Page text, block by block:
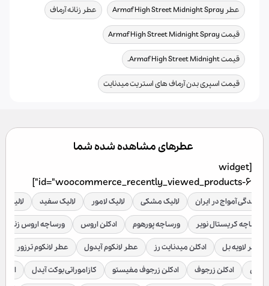
عطر Armaf High Street Midnight Spray , عطر زنانه آرماف ,
قیمت Armaf High Street Midnight Spray ,
قیمت Armaf High Street Midnight. ,
قیمت اسپری بدن آرماف های استریت میدنایت
عطرهای مشاهده شده شما
[widget
id="woocommerce_recently_viewed_products-6"]
نمایندگی آمواج در ایران لالیک مشکی لالیک لامور لالیک سفید لالیک
ورساچه کریستال نویر ورساچه پورهوم ادکلن اروس ورساچه اروس زنانه
عطر لاویه بل ادکلن میدنایت رز عطر لانکوم آیدول عطر لانکوم ترزور
ادکلن زرجوف ادکلن زرجوف مفیستو کازاموراتی بوکت آیدل